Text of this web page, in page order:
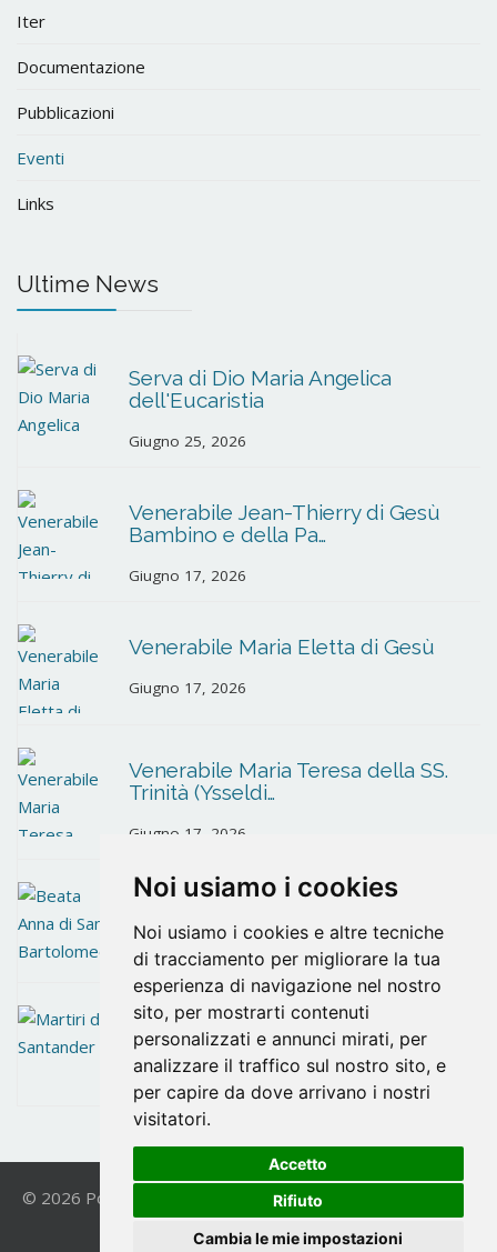
Noi usiamo i cookies
Noi usiamo i cookies e altre tecniche
di tracciamento per migliorare la tua
esperienza di navigazione nel nostro
sito, per mostrarti contenuti
personalizzati e annunci mirati, per
analizzare il traffico sul nostro sito, e
per capire da dove arrivano i nostri
visitatori.
Accetto
Rifiuto
Cambia le mie impostazioni
Iter
Documentazione
Pubblicazioni
Eventi
Links
Ultime News
Serva di Dio Maria Angelica
dell'Eucaristia
Giugno 25, 2026
Venerabile Jean-Thierry di Gesù
Bambino e della Pa…
Giugno 17, 2026
Venerabile Maria Eletta di Gesù
Giugno 17, 2026
Venerabile Maria Teresa della SS.
Trinità (Ysseldi…
Giugno 17, 2026
Beata Anna di San Bartolomeo
Giugno 10, 2026
Martiri di Santander
Maggio 26, 2026
© 2026 Postulazione OCD. All Rights Reserved. | Powered